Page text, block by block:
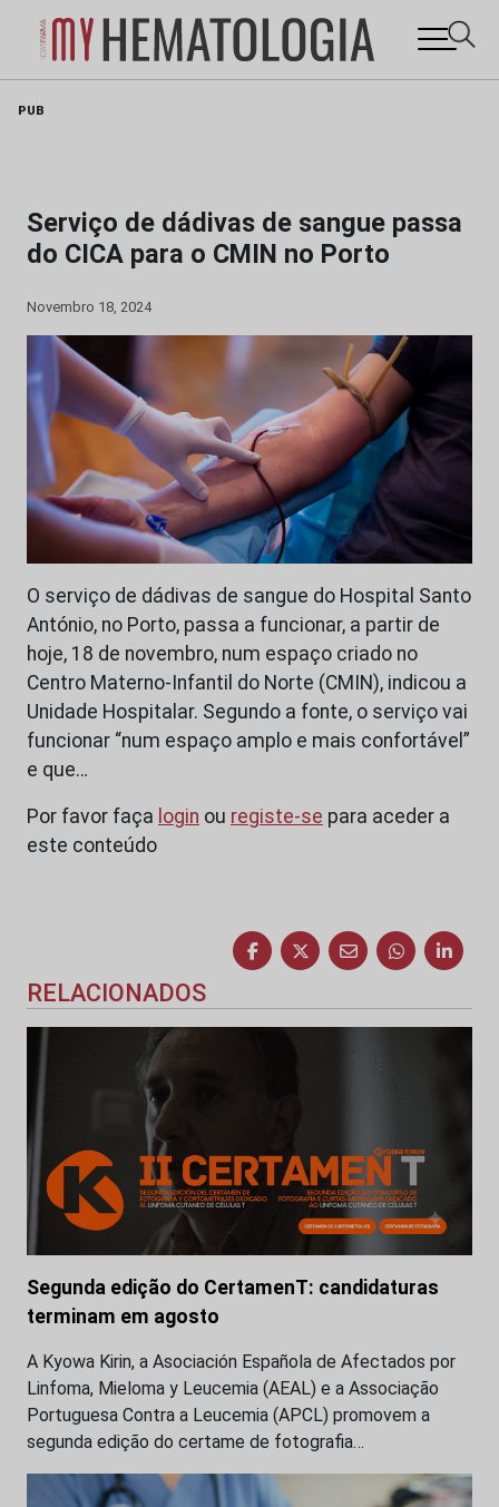
PUB
Serviço de dádivas de sangue passa
do CICA para o CMIN no Porto
Novembro 18, 2024
O serviço de dádivas de sangue do Hospital Santo
António, no Porto, passa a funcionar, a partir de
hoje, 18 de novembro, num espaço criado no
Centro Materno-Infantil do Norte (CMIN), indicou a
Unidade Hospitalar. Segundo a fonte, o serviço vai
funcionar “num espaço amplo e mais confortável”
e que…
Por favor faça login ou registe-se para aceder a
este conteúdo
RELACIONADOS
Segunda edição do CertamenT: candidaturas
terminam em agosto
A Kyowa Kirin, a Asociación Española de Afectados por
Linfoma, Mieloma y Leucemia (AEAL) e a Associação
Portuguesa Contra a Leucemia (APCL) promovem a
segunda edição do certame de fotografia…